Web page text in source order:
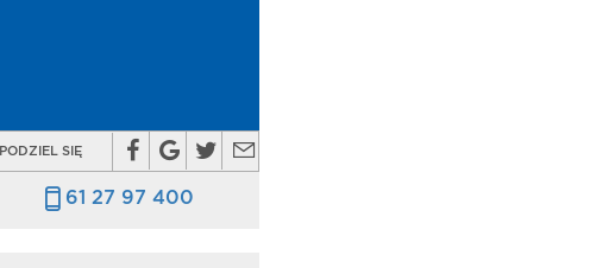
PODZIEL SIĘ
61 27 97 400